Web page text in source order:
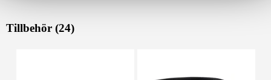
Tillbehör (24)